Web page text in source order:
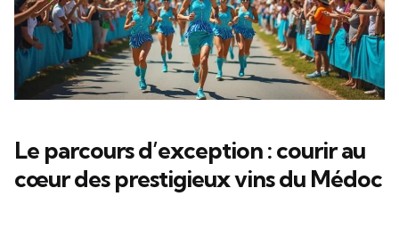
Le parcours d’exception : courir au
cœur des prestigieux vins du Médoc